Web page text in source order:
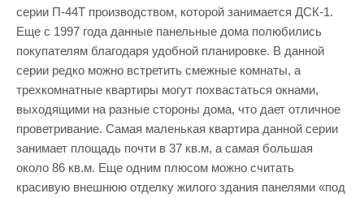
серии П-44Т производством, которой занимается ДСК-1.
Еще с 1997 года данные панельные дома полюбились
покупателям благодаря удобной планировке. В данной
серии редко можно встретить смежные комнаты, а
трехкомнатные квартиры могут похвастаться окнами,
выходящими на разные стороны дома, что дает отличное
проветривание. Самая маленькая квартира данной серии
занимает площадь почти в 37 кв.м, а самая большая
около 86 кв.м. Еще одним плюсом можно считать
красивую внешнюю отделку жилого здания панелями «под